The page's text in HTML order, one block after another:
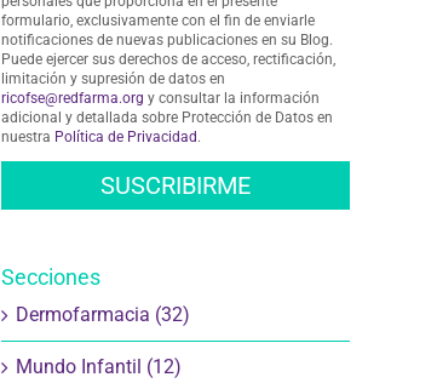
formulario, exclusivamente con el fin de enviarle
notificaciones de nuevas publicaciones en su Blog.
Puede ejercer sus derechos de acceso, rectificación,
limitación y supresión de datos en
ricofse@redfarma.org y consultar la información
adicional y detallada sobre Protección de Datos en
nuestra Política de Privacidad .
Secciones
Dermofarmacia (32)
Mundo Infantil (12)